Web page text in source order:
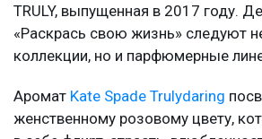
TRULY, выпущенная в 2017 году.
«Раскрась свою жизнь» следуют
коллекции, но и парфюмерные
Аромат Kate Spade Trulydaring
женственному розовому цвету,